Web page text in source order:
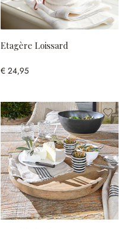
Etagère Loissard
€ 24,95